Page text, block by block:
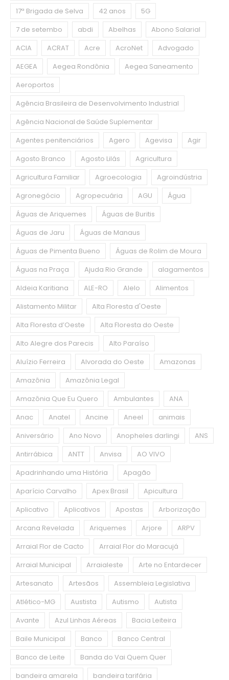
17ª Brigada de Selva
42 anos
5G
7 de setembo
abdi Abelhas
Abono Salarial
ACIA
ACRAT Acre AcroNet
Advogado
AEGEA
Aegea Rondônia
Aegea Saneamento
Aeroportos
Agência Brasileira de Desenvolvimento Industrial
Agência Nacional de Saúde Suplementar
Agentes penitenciários
Agero Agevisa
Agir
Agosto Branco
Agosto Lilás
Agricultura
Agricultura Familiar
Agroecologia
Agroindústria
Agronegócio
Agropecuária AGU
Água
Águas de Ariquemes
Águas de Buritis
Águas de Jaru
Águas de Manaus
Águas de Pimenta Bueno
Águas de Rolim de Moura
Águas na Praça
Ajuda Rio Grande
alagamentos
Aldeia Karitiana
ALE-RO Alelo
Alimentos
Alistamento Militar
Alta Floresta d'Oeste
Alta Floresta d’Oeste
Alta Floresta do Oeste
Alto Alegre dos Parecis
Alto Paraíso
Aluízio Ferreira
Alvorada do Oeste
Amazonas
Amazônia
Amazônia Legal
Amazônia Que Eu Quero
Ambulantes
ANA
Anac
Anatel Ancine Aneel
animais
Aniversário
Ano Novo Anopheles darlingi
ANS
Antirrábica
ANTT Anvisa
AO VIVO
Apadrinhando uma História
Apagão
Aparício Carvalho
Apex Brasil
Apicultura
Aplicativo
Aplicativos Apostas
Arborização
Arcana Revelada
Ariquemes Arjore
ARPV
Arraial Flor de Cacto
Arraial Flor do Maracujá
Arraial Municipal
Arraialeste
Arte no Entardecer
Artesanato
Artesãos
Assembleia Legislativa
Atlético-MG
Austista Autismo
Autista
Avante
Azul Linhas Aéreas
Bacia Leiteira
Baile Municipal
Banco
Banco Central
Banco de Leite
Banda do Vai Quem Quer
bandeira amarela
bandeira tarifária